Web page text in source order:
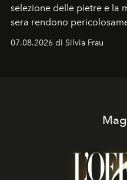
selezione delle pietre e la
sera rendono
07.08.2026 di Silvia Frau